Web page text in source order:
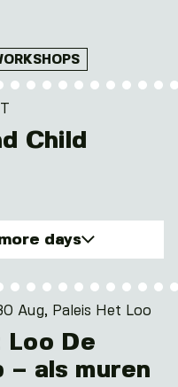
Child
days
Aug, Paleis Het Loo
Loo De
als muren